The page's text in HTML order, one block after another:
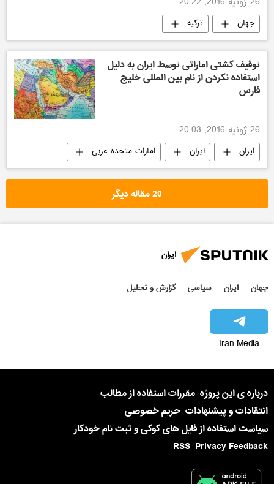
جهان ترکیه
توقیف کشتی اماراتی توسط ایران به دلیل
استفاده نکردن از نام بین المللی خلیج
فارس
26 ژوئیه 2016, 20:03
ایران ایران امارات متحده عربی
20 مقاله دیگر
ایران
جهان ایران سیاسی گزارش و تحلیل
Iran Media
درباره ی این پروژه مقررات استفاده از مطالب
انتقادات و پیشنهادات حریم خصوصی
سیاست استفاده از فایل های کوکی و ثبت نام خودکار
Privacy Feedback
RSS